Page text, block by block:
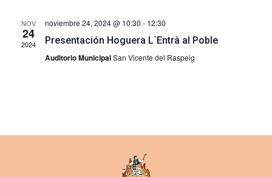
NOV
24
2024
noviembre 24, 2024 @ 10:30 - 12:30
Presentación Hoguera L`Entrà al Poble
Auditorio MunicipalSan Vicente del Raspeig